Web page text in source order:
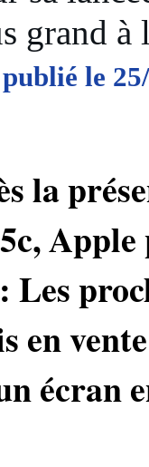
grand à
le
la
Les
en
écran